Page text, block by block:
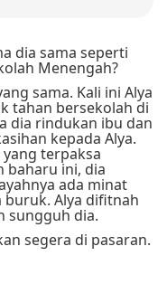
dia sama seperti
Menengah?
sama. Kali ini Alya
tahan bersekolah di
dia rindukan ibu dan
kepada Alya.
terpaksa
baharu ini, dia
ada minat
buruk. Alya difitnah
sungguh dia.
segera di pasaran.